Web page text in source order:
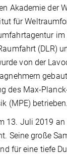
Akademie der
für
im
(DLR)
von der
des Max-
(MPE) betrieben.
13. Juli 2019 an
Seine große
für eine tiefe